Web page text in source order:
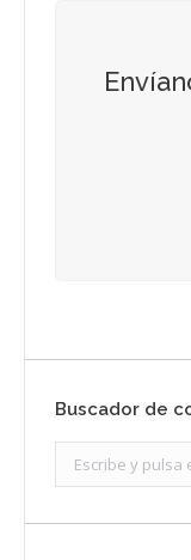
Buscador de